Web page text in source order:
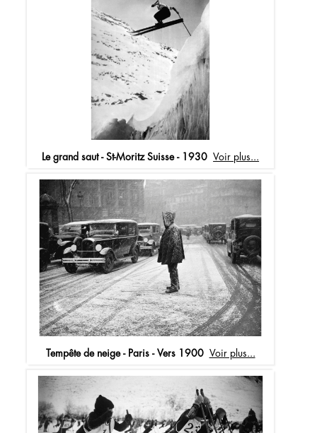
Le grand saut - St-Moritz Suisse - 1930 Voir plus...
Tempête de neige - Paris - Vers 1900 Voir plus...